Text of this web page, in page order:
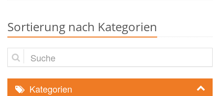
Sortierung nach Kategorien
Suche
Kategorien